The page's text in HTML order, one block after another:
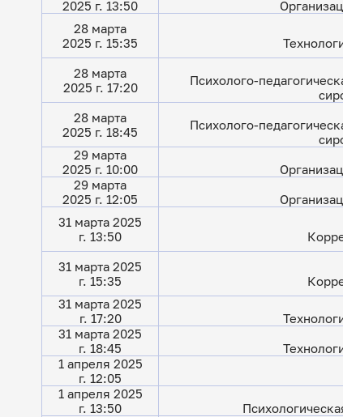
2025 г. 13:50
28 марта
2025 г. 15:35
28 марта
2025 г. 17:20
Психолого-
28 марта
2025 г. 18:45
Психолого-
29 марта
2025 г. 10:00
29 марта
2025 г. 12:05
31 марта 2025
г. 13:50
31 марта 2025
г. 15:35
31 марта 2025
г. 17:20
31 марта 2025
г. 18:45
1 апреля 2025
г. 12:05
1 апреля 2025
г. 13:50